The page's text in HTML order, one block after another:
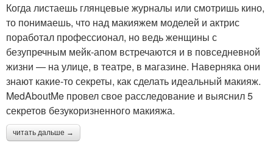
Когда листаешь глянцевые журналы или смотришь кино,
то понимаешь, что над макияжем моделей и актрис
поработал профессионал, но ведь женщины с
безупречным мейк-апом встречаются и в повседневной
жизни — на улице, в театре, в магазине. Наверняка они
знают какие-то секреты, как сделать идеальный макияж.
MedAboutMe провел свое расследование и выяснил 5
секретов безукоризненного макияжа.
читать дальше →